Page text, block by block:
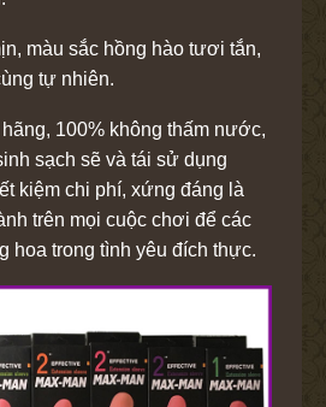
màu sắc hồng hào tươi tắn,
tự nhiên.
100% không thấm nước,
sạch sẽ và tái sử dụng
kiệm chi phí, xứng đáng là
trên mọi cuộc chơi để các
hoa trong tình yêu đích thực.